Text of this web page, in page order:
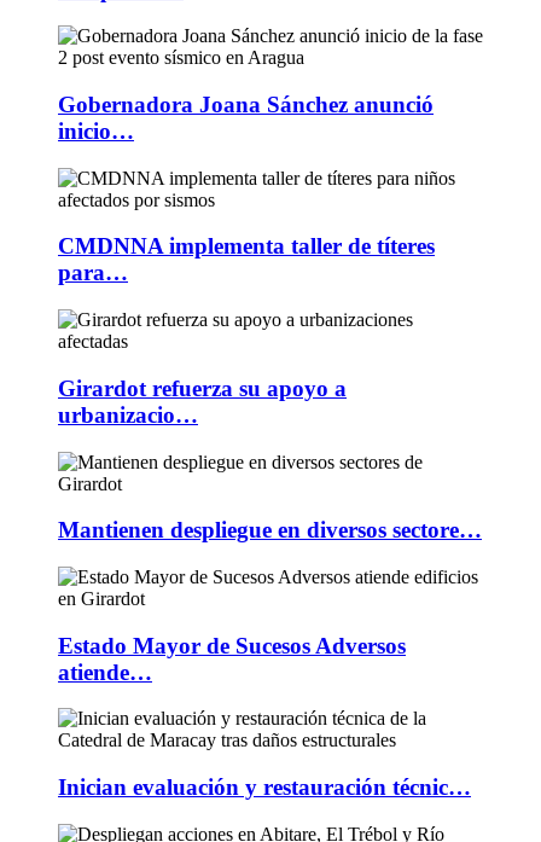
Gobernadora Joana Sánchez anunció
inicio…
CMDNNA implementa taller de títeres
para…
Girardot refuerza su apoyo a
urbanizacio…
Mantienen despliegue en diversos sectore…
Estado Mayor de Sucesos Adversos
atiende…
Inician evaluación y restauración técnic…